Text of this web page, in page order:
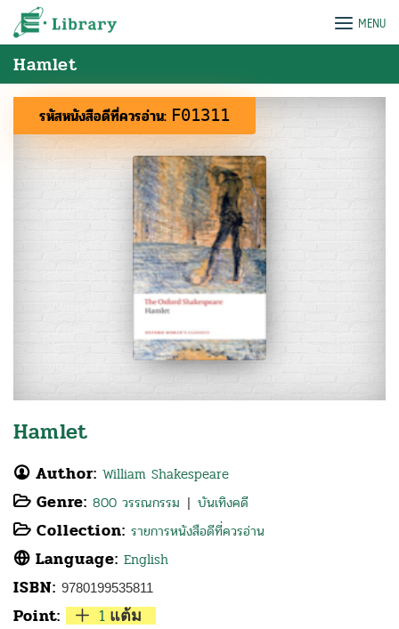
Skip
e-Library MENU
Hamlet
รหัสหนังสือดีที่ควรอ่าน: F01311
Hamlet
Author: William Shakespeare
Genre: 800 วรรณกรรม | บันเทิงคดี
Collection: รายการหนังสือดีที่ควรอ่าน
Language: English
ISBN: 9780199535811
Point: 1 แต้ม